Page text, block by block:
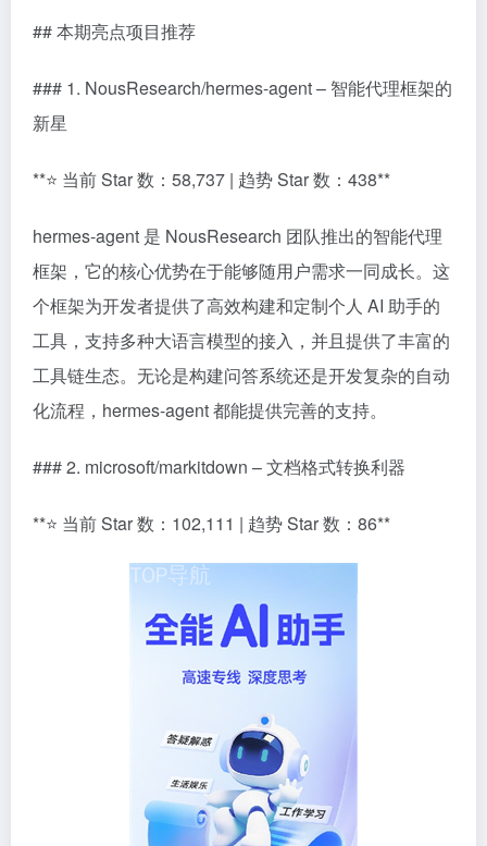
## 本期亮点项目推荐
### 1. NousResearch/hermes-agent – 智能代理框架的
新星
**⭐ 当前 Star 数：58,737 | 趋势 Star 数：438**
hermes-agent 是 NousResearch 团队推出的智能代理
框架，它的核心优势在于能够随用户需求一同成长。这
个框架为开发者提供了高效构建和定制个人 AI 助手的
工具，支持多种大语言模型的接入，并且提供了丰富的
工具链生态。无论是构建问答系统还是开发复杂的自动
化流程，hermes-agent 都能提供完善的支持。
### 2. microsoft/markitdown – 文档格式转换利器
**⭐ 当前 Star 数：102,111 | 趋势 Star 数：86**